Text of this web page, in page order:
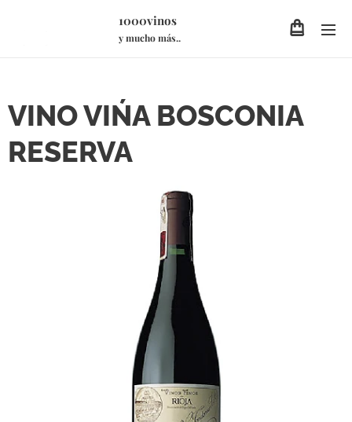
1000vinos
y mucho más..
VINO VIŃA BOSCONIA
RESERVA